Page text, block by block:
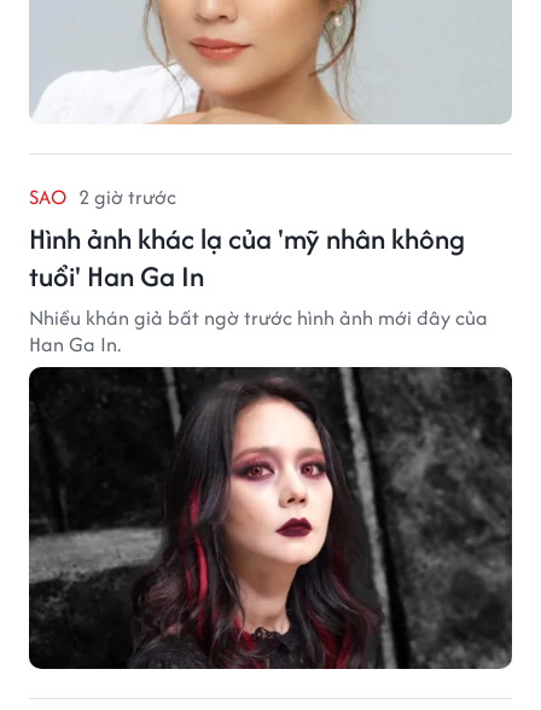
SAO 2 giờ trước
Hình ảnh khác lạ của 'mỹ nhân không
tuổi' Han Ga In
Nhiều khán giả bất ngờ trước hình ảnh mới đây của
Han Ga In.